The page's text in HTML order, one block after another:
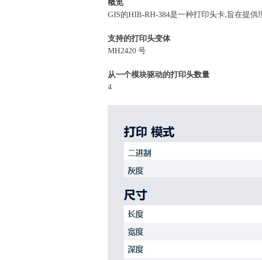
概览
GIS的HIB-RH-384是一种打印头卡,旨在提供
支持的打印头变体
MH2420 号
从一个模块驱动的打印头数量
4